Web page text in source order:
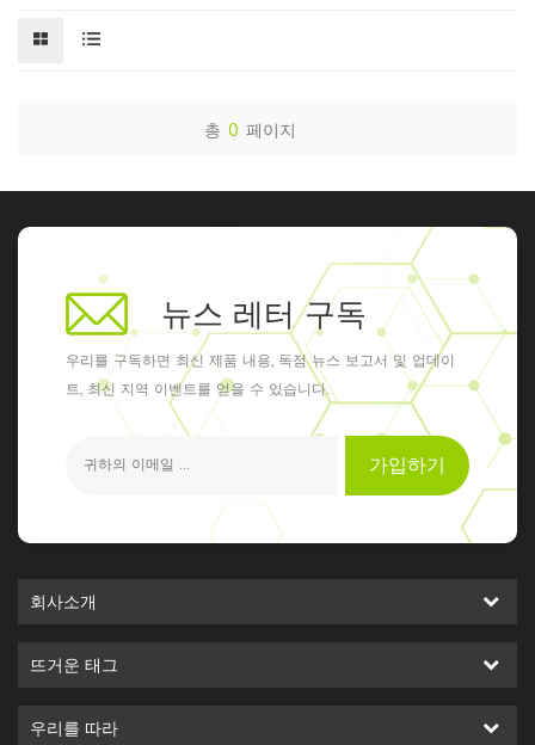
총 0 페이지
뉴스 레터 구독
우리를 구독하면 최신 제품 내용, 독점 뉴스 보고서 및 업데이
트, 최신 지역 이벤트를 얻을 수 있습니다.
가입하기
회사소개
뜨거운 태그
우리를 따라